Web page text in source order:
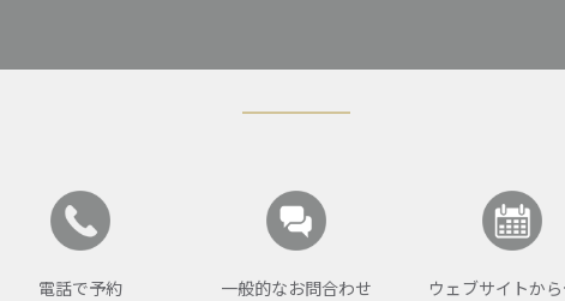
電話で予約 一般的なお問合わせ ウェブサイトか